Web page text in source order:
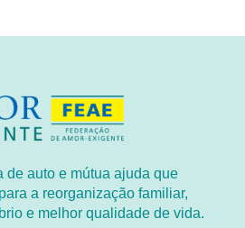
de auto e mútua ajuda que
a reorganização familiar,
e melhor qualidade de vida.